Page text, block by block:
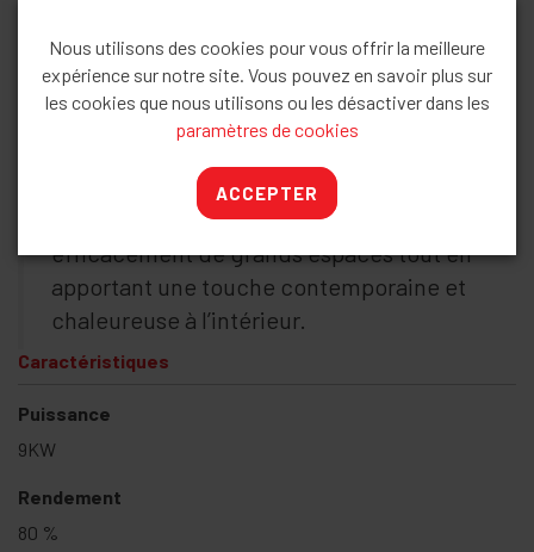
panoramique incurvée offrant une
magnifique vision des flammes.
Puissance nominale de 9 kW, rendement
50 cm. Modèle robuste, élégant et
performant, idéal pour chauffer
efficacement de grands espaces tout en
apportant une touche contemporaine et
chaleureuse à l’intérieur.
Caractéristiques
Puissance
9KW
Rendement
80 %
Nous utilisons des cookies pour vous offrir la meilleure
expérience sur notre site. Vous pouvez en savoir plus sur
les cookies que nous utilisons ou les désactiver dans les
paramètres de cookies
ACCEPTER